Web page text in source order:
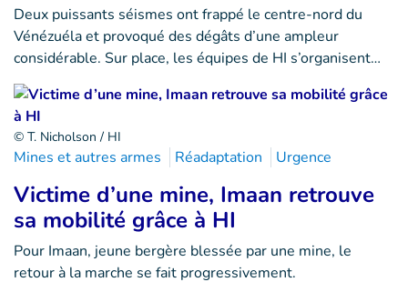
Deux puissants séismes ont frappé le centre-nord du
Vénézuéla et provoqué des dégâts d’une ampleur
considérable. Sur place, les équipes de HI s’organisent…
© T. Nicholson / HI
Mines et autres armes Réadaptation Urgence
Victime d’une mine, Imaan retrouve
sa mobilité grâce à HI
Pour Imaan, jeune bergère blessée par une mine, le
retour à la marche se fait progressivement.